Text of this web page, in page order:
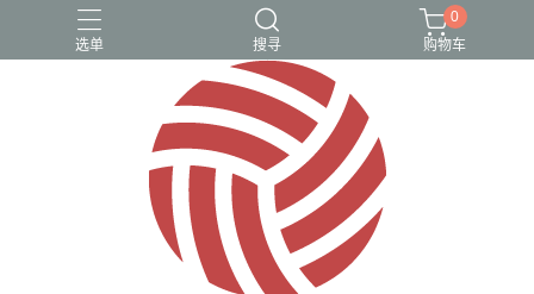
选单 搜寻
1212超殺隱私美優惠組 2023熱銷口碑專區
隱私美$1212快閃價
0
购物车